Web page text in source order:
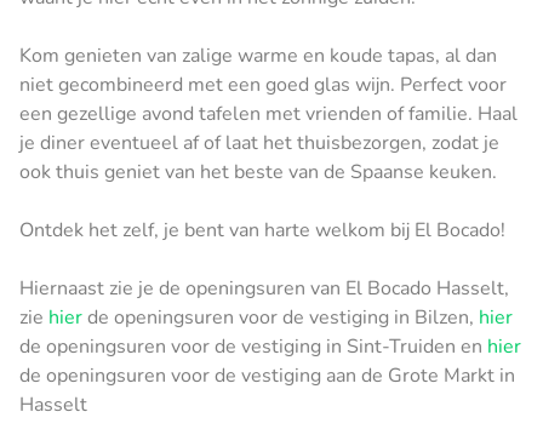
Kom genieten van zalige warme en koude tapas, al dan
niet gecombineerd met een goed glas wijn. Perfect voor
een gezellige avond tafelen met vrienden of familie. Haal
je diner eventueel af of laat het thuisbezorgen, zodat je
ook thuis geniet van het beste van de Spaanse keuken.
Ontdek het zelf, je bent van harte welkom bij El Bocado!
Hiernaast zie je de openingsuren van El Bocado Hasselt,
zie hierde openingsuren voor de vestiging in Bilzen, hier
de openingsuren voor de vestiging in Sint-Truiden en hier
de openingsuren voor de vestiging aan de Grote Markt in
Hasselt